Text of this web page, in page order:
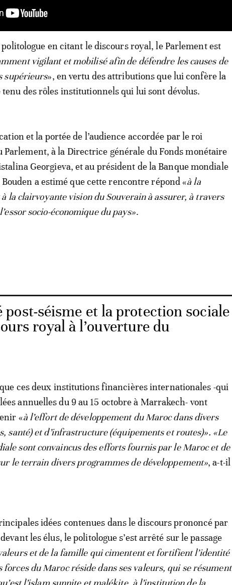
politologue en citant le discours royal, le Parlement est
vigilant et mobilisé afin de défendre les causes de
supérieurs», en vertu des attributions que lui confère la
des rôles institutionnels qui lui sont dévolus.
et la portée de l’audience accordée par le roi
à la Directrice générale du Fonds monétaire
Georgieva, et au président de la Banque mondiale
a estimé que cette rencontre répond «à la
la clairvoyante vision du Souverain à assurer, à travers
socio-économique du pays».
post-séisme et la protection sociale
royal à l’ouverture du
ces deux institutions financières internationales -qui
annuelles du 9 au 15 octobre à Marrakech- vont
«à l’effort de développement du Maroc dans divers
santé) et d’infrastructure (équipements et routes)». «Le
sont convaincus des efforts fournis par le Maroc et de
le terrain divers programmes de développement», a-t-il
idées contenues dans le discours prononcé par
les élus, le politologue s’est arrêté sur le passage
et de la famille qui cimentent et fortifient l’identité
forces du Maroc réside dans ses valeurs, qui se résument
l’islam sunnite et malékite, à l’institution de la